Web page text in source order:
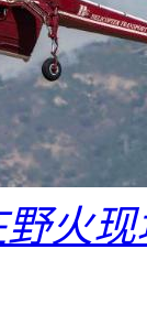
火